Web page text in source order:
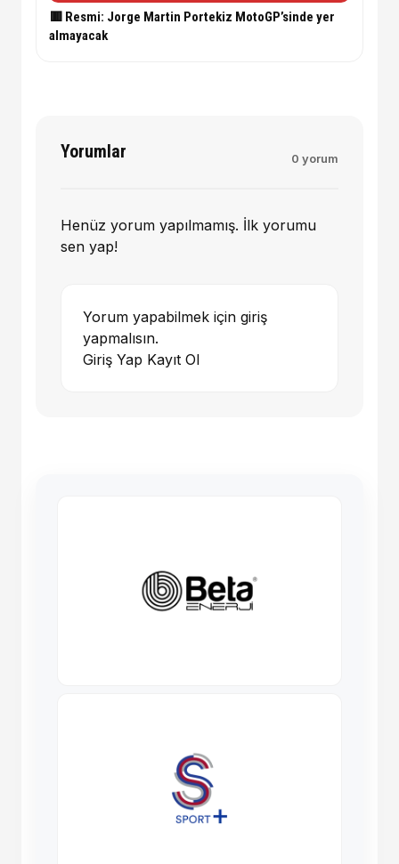
🟥 Resmi: Jorge Martin Portekiz MotoGP’sinde yer
almayacak
Yorumlar 0 yorum
Henüz yorum yapılmamış. İlk yorumu
sen yap!
Yorum yapabilmek için giriş
yapmalısın.
Giriş Yap Kayıt Ol